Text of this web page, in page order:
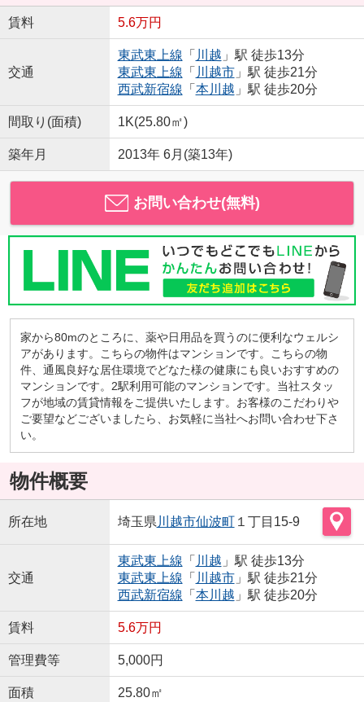
賃料 5.6万円
交通
東武東上線 「 川越 」駅 徒歩13分
東武東上線 「 川越市」駅 徒歩21分
西武新宿線 「 本川越 」駅 徒歩20分
間取り(面積) 1K(25.80㎡)
築年月 2013年 6月(築13年)
お問い合わせ(無料)
家から80mのところに、薬や日用品を買うのに便利なウェルシ
アがあります。こちらの物件はマンションです。こちらの物
件、通風良好な居住環境でどなた様の健康にも良いおすすめの
マンションです。2駅利用可能のマンションです。当社スタッ
フが地域の賃貸情報をご提供いたします。お客様のこだわりや
ご要望などございましたら、お気軽に当社へお問い合わせ下さ
い。
物件概要
所在地 埼玉県 川越市仙波町１丁目15-9
交通
東武東上線 「 川越 」駅 徒歩13分
東武東上線 「 川越市」駅 徒歩21分
西武新宿線 「 本川越 」駅 徒歩20分
賃料 5.6万円
管理費等 5,000円
面積 25.80㎡